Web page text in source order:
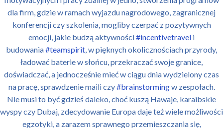
dla firm, gdzie w ramach wyjazdu nagrodowego, zagranicznej
konferencji czy szkolenia, mogliby czerpać z pozytywnych
emocji, jakie budzą aktywności#incentivetravel i
budowania#teamspirit, w pięknych okolicznościach przyrody,
ładować baterie w słońcu, przekraczać swoje granice,
doświadczać, a jednocześnie mieć w ciągu dnia wydzielony czas
na pracę, sprawdzenie maili czy#brainstormingw zespołach.
Nie musi to być gdzieś daleko, choć kuszą Hawaje, karaibskie
wyspy czy Dubaj, zdecydowanie Europa daje też wiele możliwości
egzotyki, a zarazem sprawnego przemieszczania się,